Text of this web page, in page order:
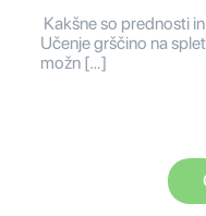
Kakšne so prednosti
Učenje grščino na
možn […]